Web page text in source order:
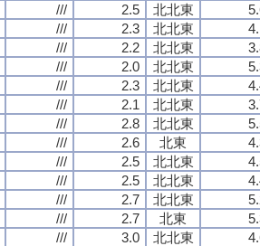
/// 2.5 北北東
/// 2.3 北北東
/// 2.2 北北東
/// 2.0 北北東
/// 2.3 北北東
/// 2.1 北北東
/// 2.8 北北東
/// 2.6 北東
/// 2.5 北北東
/// 2.5 北北東
/// 2.7 北北東
/// 2.7 北東
/// 3.0 北北東